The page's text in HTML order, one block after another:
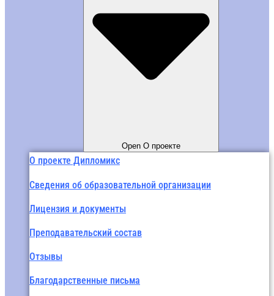
Open О проекте
О проекте Дипломикс
Сведения об образовательной организации
Лицензия и документы
Преподавательский состав
Отзывы
Благодарственные письма